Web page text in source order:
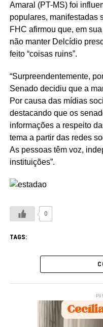
Amaral (PT-MS) foi
populares, manifestadas
FHC afirmou que, em
não manter Delcídio
feito “coisas ruins”.
“Surpreendentemente,
Senado decidiu que a
Por causa das mídias
destacando que os
informações a respeito
tema a partir das redes
As pessoas têm voz,
instituições”.
0
TAGS: